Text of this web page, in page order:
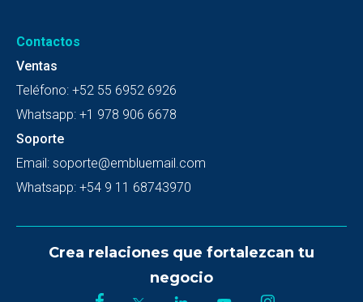
Contactos
Ventas
Teléfono: +52 55 6952 6926
Whatsapp: +1 978 906 6678
Soporte
Email: soporte@embluemail.com
Whatsapp: +54 9 11 68743970
Crea relaciones que fortalezcan tu
negocio